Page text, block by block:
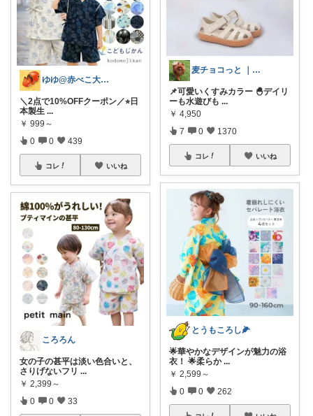
ゆゆ@赤べこ大好き
＼2点で10%OFFクーポン／⭐︎日
本製生 ...
￥ 999～
0 0 439
コレ いいね
ころろん
女の子の甚平は淡い色合いと、
さりげないフリ ...
￥ 2,399～
0 0 33
麦チョコっと ｜ キッズ＆ベビー 夏
📌可愛いくすみカラー 🐣デイリ
ーも水遊びも ...
￥ 4,950
7 0 1370
コレ いいね
とうもころし🌽
🌟華やかなデザインが魅力の浴
衣！ 🌟柔らか ...
￥ 2,599～
0 0 262